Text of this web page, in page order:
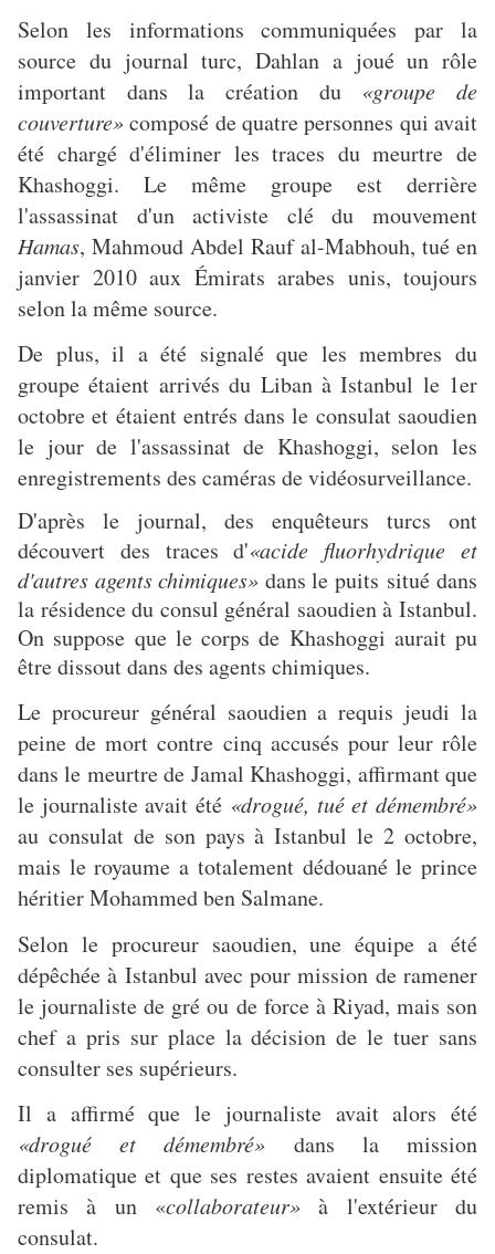
Selon les informations communiquées par la
source du journal turc, Dahlan a joué un rôle
important dans la création du «groupe de
couverture»composé de quatre personnes qui avait
été chargé d'éliminer les traces du meurtre de
Khashoggi. Le même groupe est derrière
l'assassinat d'un activiste clé du mouvement
Hamas, Mahmoud Abdel Rauf al-Mabhouh, tué en
janvier 2010 aux Émirats arabes unis, toujours
selon la même source.
De plus, il a été signalé que les membres du
groupe étaient arrivés du Liban à Istanbul le 1er
octobre et étaient entrés dans le consulat saoudien
le jour de l'assassinat de Khashoggi, selon les
enregistrements des caméras de vidéosurveillance.
D'après le journal, des enquêteurs turcs ont
découvert des traces d'«acide fluorhydrique et
d'autres agents chimiques» dans le puits situé dans
la résidence du consul général saoudien à Istanbul.
On suppose que le corps de Khashoggi aurait pu
être dissout dans des agents chimiques.
Le procureur général saoudien a requis jeudi la
peine de mort contre cinq accusés pour leur rôle
dans le meurtre de Jamal Khashoggi, affirmant que
le journaliste avait été «drogué, tué et démembré»
au consulat de son pays à Istanbul le 2 octobre,
mais le royaume a totalement dédouané le prince
héritier Mohammed ben Salmane.
Selon le procureur saoudien, une équipe a été
dépêchée à Istanbul avec pour mission de ramener
le journaliste de gré ou de force à Riyad, mais son
chef a pris sur place la décision de le tuer sans
consulter ses supérieurs.
Il a affirmé que le journaliste avait alors été
«drogué et démembré» dans la mission
diplomatique et que ses restes avaient ensuite été
remis à un «collaborateur» à l'extérieur du
consulat.